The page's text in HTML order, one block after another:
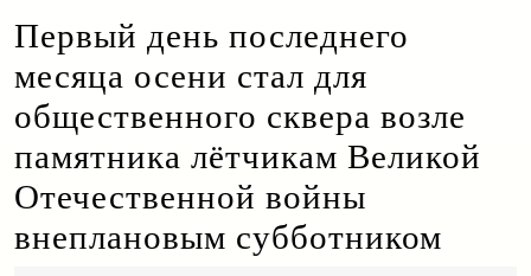
Первый день последнего
месяца осени стал для
общественного сквера возле
памятника лётчикам Великой
Отечественной войны
внеплановым субботником